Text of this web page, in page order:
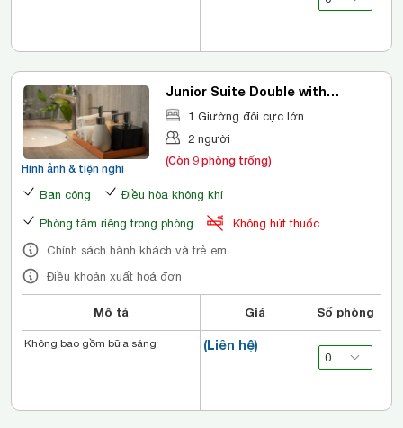
Hình ảnh & tiện nghi
Junior Suite Double with
Balcony
1 Giường đôi cực lớn
2 người
(Còn 9 phòng trống)
Ban công Điều hòa không khí
Phòng tắm riêng trong phòng
Không hút thuốc
Chính sách hành khách và trẻ em
Điều khoản xuất hoá đơn
Mô tả Giá Số phòng
(Liên hệ)
Không bao gồm bữa sáng